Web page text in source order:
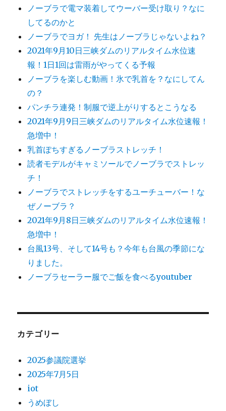
ノーブラで電マ装着してウーバー受け取り？なに
してるのかと
ノーブラでヨガ！ 先生はノーブラじゃないよね？
2021年9月10日三峡ダムのリアルタイム水位速
報！1日1回は雷雨がやってくる予報
ノーブラを楽しむ動画！氷で乳首を？なにしてん
の？
パンチラ連発！制服で逆上がりするとこうなる
2021年9月9日三峡ダムのリアルタイム水位速報！
急増中！
乳首ぽちすぎるノーブラストレッチ！
読者モデルがキャミソールでノーブラでストレッ
チ！
ノーブラでストレッチをするユーチューバー！な
ぜノーブラ？
2021年9月8日三峡ダムのリアルタイム水位速報！
急増中！
台風13号、そして14号も？今年も台風の季節にな
りました。
ノーブラセーラー服でご飯を食べるyoutuber
カテゴリー
2025参議院選挙
2025年7月5日
iot
うめぼし